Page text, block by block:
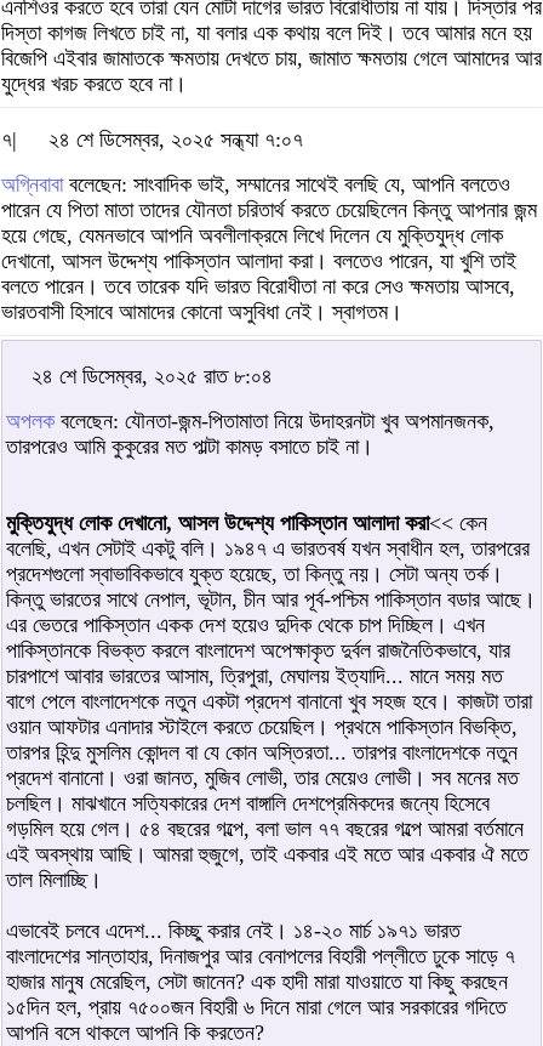
এনশিওর করতে হবে তারা যেন মোটা দাগের ভারত বিরোধীতায় না যায়। দিস্তার পর
দিস্তা কাগজ লিখতে চাই না, যা বলার এক কথায় বলে দিই। তবে আমার মনে হয়
বিজেপি এইবার জামাতকে ক্ষমতায় দেখতে চায়, জামাত ক্ষমতায় গেলে আমাদের আর
যুদ্ধের খরচ করতে হবে না।
৭|
২৪ শে ডিসেম্বর, ২০২৫ সন্ধ্যা ৭:০৭
অগ্নিবাবাবলেছেন: সাংবাদিক ভাই, সম্মানের সাথেই বলছি যে, আপনি বলতেও
পারেন যে পিতা মাতা তাদের যৌনতা চরিতার্থ করতে চেয়েছিলেন কিন্তু আপনার জন্ম
হয়ে গেছে, যেমনভাবে আপনি অবলীলাক্রমে লিখে দিলেন যে মুক্তিযুদ্ধ লোক
দেখানো, আসল উদ্দেশ্য পাকিস্তান আলাদা করা। বলতেও পারেন, যা খুশি তাই
বলতে পারেন। তবে তারেক যদি ভারত বিরোধীতা না করে সেও ক্ষমতায় আসবে,
ভারতবাসী হিসাবে আমাদের কোনো অসুবিধা নেই। স্বাগতম।
২৪ শে ডিসেম্বর, ২০২৫ রাত ৮:০৪
অপলক বলেছেন: যৌনতা-জন্ম-পিতামাতা নিয়ে উদাহরনটা খুব অপমানজনক,
তারপরেও আমি কুকুরের মত পাল্টা কামড় বসাতে চাই না।
মুক্তিযুদ্ধ লোক দেখানো, আসল উদ্দেশ্য পাকিস্তান আলাদা করা<< কেন
বলেছি, এখন সেটাই একটু বলি। ১৯৪৭ এ ভারতবর্ষ যখন স্বাধীন হল, তারপরের
প্রদেশগুলো স্বাভাবিকভাবে যুক্ত হয়েছে, তা কিন্তু নয়। সেটা অন্য তর্ক।
কিন্তু ভারতের সাথে নেপাল, ভূটান, চীন আর পূর্ব-পশ্চিম পাকিস্তান বডার আছে।
এর ভেতরে পাকিস্তান একক দেশ হয়েও দুদিক থেকে চাপ দিচ্ছিল। এখন
পাকিস্তানকে বিভক্ত করলে বাংলাদেশ অপেক্ষাকৃত দুর্বল রাজনৈতিকভাবে, যার
চারপাশে আবার ভারতের আসাম, ত্রিপুরা, মেঘালয় ইত্যাদি... মানে সময় মত
বাগে পেলে বাংলাদেশকে নতুন একটা প্রদেশ বানানো খুব সহজ হবে। কাজটা তারা
ওয়ান আফটার এনাদার স্টাইলে করতে চেয়েছিল। প্রথমে পাকিস্তান বিভক্তি,
তারপর হিন্দু মুসলিম কোন্দল বা যে কোন অস্তিরতা... তারপর বাংলাদেশকে নতুন
প্রদেশ বানানো। ওরা জানত, মুজিব লোভী, তার মেয়েও লোভী। সব মনের মত
চলছিল। মাঝখানে সত্যিকারের দেশ বাঙ্গালি দেশপ্রেমিকদের জন্যে হিসেবে
গড়মিল হয়ে গেল। ৫৪ বছরের গল্পে, বলা ভাল ৭৭ বছরের গল্পে আমরা বর্তমানে
এই অবস্থায় আছি। আমরা হুজুগে, তাই একবার এই মতে আর একবার ঐ মতে
তাল মিলাচ্ছি।
এভাবেই চলবে এদেশ... কিচ্ছু করার নেই। ১৪-২০ মার্চ ১৯৭১ ভারত
বাংলাদেশের সান্তাহার, দিনাজপুর আর বেনাপলের বিহারী পল্লীতে ঢুকে সাড়ে ৭
হাজার মানুষ মেরেছিল, সেটা জানেন? এক হাদী মারা যাওয়াতে যা কিছু করছেন
১৫দিন হল, প্রায় ৭৫০০জন বিহারী ৬ দিনে মারা গেলে আর সরকারের গদিতে
আপনি বসে থাকলে আপনি কি করতেন?